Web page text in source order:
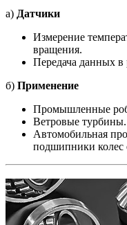
а) Датчики
Измерение
вращения.
Передача данных в
б) Применение
Промышленные
Ветровые турбины.
Автомобильная
подшипники колес